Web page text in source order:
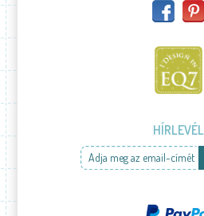
HÍRLEVÉL
Adja meg az email-címét